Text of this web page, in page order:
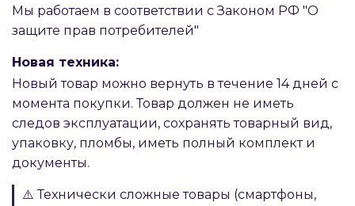
Мы работаем в соответствии с Законом РФ "О
защите прав потребителей"
Новая техника:
Новый товар можно вернуть в течение 14 дней с
момента покупки. Товар должен не иметь
следов эксплуатации, сохранять товарный вид,
упаковку, пломбы, иметь полный комплект и
документы.
⚠️ Технически сложные товары (смартфоны,